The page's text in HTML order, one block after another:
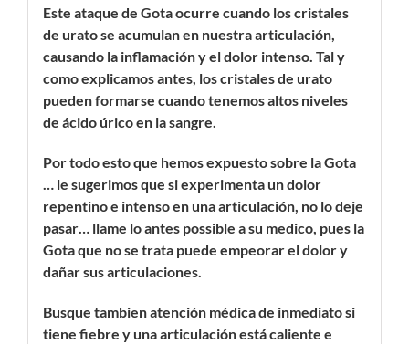
Este ataque de Gota ocurre cuando los cristales
de urato se acumulan en nuestra articulación,
causando la inflamación y el dolor intenso. Tal y
como explicamos antes, los cristales de urato
pueden formarse cuando tenemos altos niveles
de ácido úrico en la sangre.
Por todo esto que hemos expuesto sobre la Gota
… le sugerimos que si experimenta un dolor
repentino e intenso en una articulación, no lo deje
pasar… llame lo antes possible a su medico, pues la
Gota que no se trata puede empeorar el dolor y
dañar sus articulaciones.
Busque tambien atención médica de inmediato si
tiene fiebre y una articulación está caliente e